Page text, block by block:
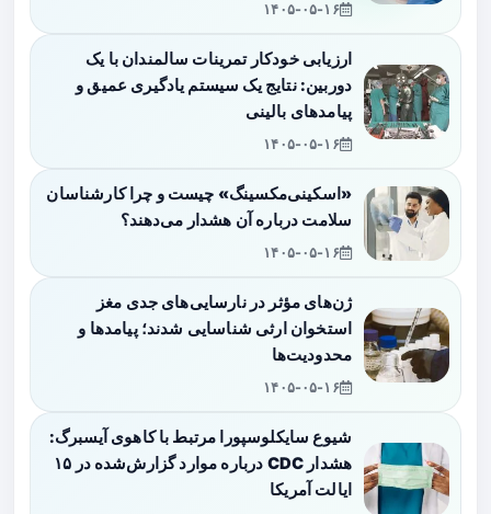
۱۴۰۵-۰۵-۱۶
ارزیابی خودکار تمرینات سالمندان با یک
دوربین: نتایج یک سیستم یادگیری عمیق و
پیامدهای بالینی
۱۴۰۵-۰۵-۱۶
«اسکینی‌مکسینگ» چیست و چرا کارشناسان
سلامت درباره آن هشدار می‌دهند؟
۱۴۰۵-۰۵-۱۶
ژن‌های مؤثر در نارسایی‌های جدی مغز
استخوان ارثی شناسایی شدند؛ پیامدها و
محدودیت‌ها
۱۴۰۵-۰۵-۱۶
شیوع سایکلوسپورا مرتبط با کاهوی آیسبرگ:
هشدار CDC درباره موارد گزارش‌شده در ۱۵
ایالت آمریکا